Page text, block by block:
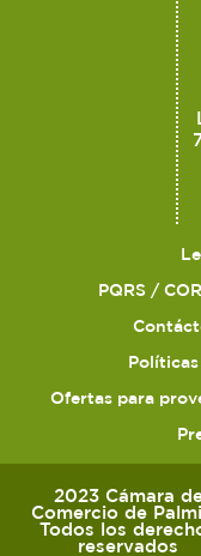
PQRS /
Ofertas para
2023 Cámara
Comercio de
Todos los
reservados